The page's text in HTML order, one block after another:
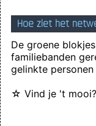
I can spot
Hoe ziet het
De groene
familiebanden
gelinkte
☆ Vind je 't mooi?